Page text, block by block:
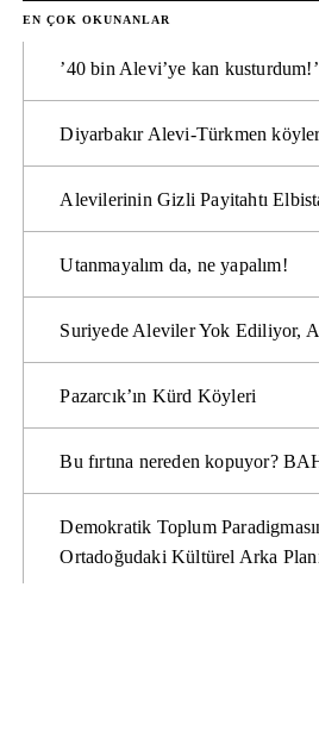
EN ÇOK OKUNANLAR
’40 bin Alevi’ye kan kusturdum!’
Diyarbakır Alevi-Türkmen
Alevilerinin Gizli Payitahtı
Utanmayalım da, ne yapalım!
Suriyede Aleviler Yok Ediliyor,
Pazarcık’ın Kürd Köyleri
Bu fırtına nereden kopuyor?
Demokratik Toplum
Ortadoğudaki Kültürel Arka